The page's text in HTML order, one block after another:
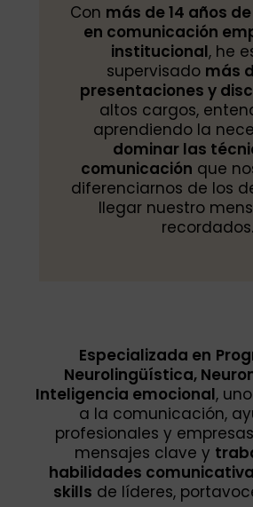
Con más de 14 años
en comunicación
institucional, he
supervisado más
presentaciones y
altos cargos,
aprendiendo la
dominar las
comunicación que
diferenciarnos de los
llegar nuestro
recordados.
Especializada en
Neurolingüística,
Inteligencia emocional,
a la comunicación,
profesionales y
mensajes clave y
habilidades
skills de líderes,